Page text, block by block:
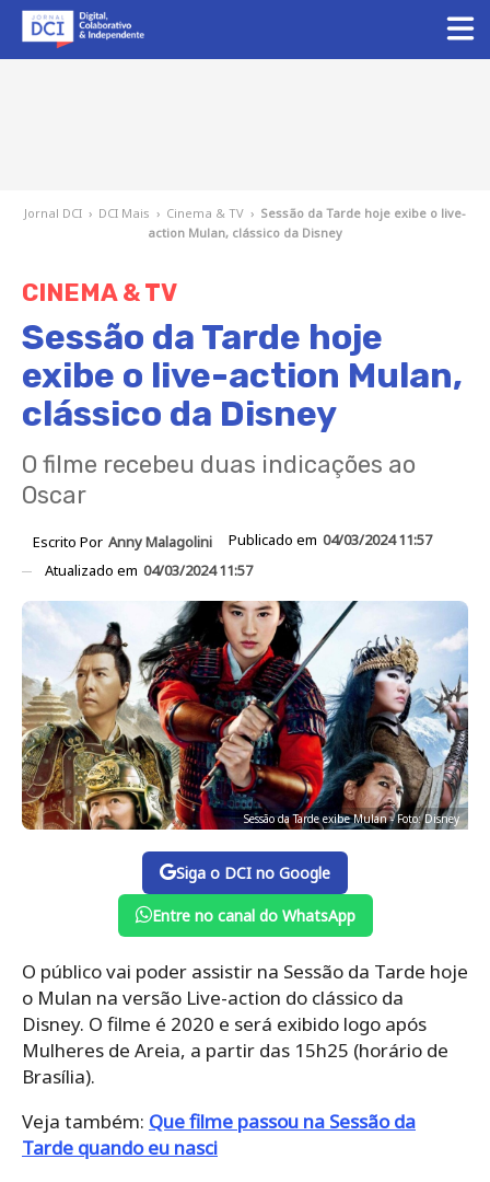
Jornal DCI › DCI Mais › Cinema & TV › Sessão da Tarde hoje exibe o live-
action Mulan, clássico da Disney
CINEMA & TV
Sessão da Tarde hoje
exibe o live-action Mulan,
clássico da Disney
O filme recebeu duas indicações ao
Oscar
Escrito Por Anny Malagolini Publicado em 04/03/2024 11:57
Atualizado em 04/03/2024 11:57
Sessão da Tarde exibe Mulan - Foto: Disney
Siga o DCI no Google
Entre no canal do WhatsApp
O público vai poder assistir na Sessão da Tarde hoje
o Mulan na versão Live-action do clássico da
Disney. O filme é 2020 e será exibido logo após
Mulheres de Areia, a partir das 15h25 (horário de
Brasília).
Veja também: Que filme passou na Sessão da
Tarde quando eu nasci